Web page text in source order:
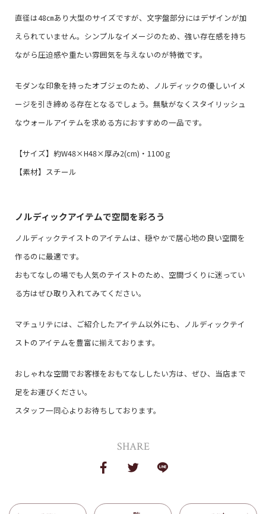
直径は48㎝あり大型のサイズですが、文字盤部分にはデザインが加
えられていません。シンプルなイメージのため、強い存在感を持ち
ながら圧迫感や重たい雰囲気を与えないのが特徴です。
モダンな印象を持ったオブジェのため、ノルディックの優しいイメ
ージを引き締める存在となるでしょう。無駄がなくスタイリッシュ
なウォールアイテムを求める方におすすめの一品です。
【サイズ】約W48×H48×厚み2(cm)・1100ｇ
【素材】スチール
ノルディックアイテムで空間を彩ろう
ノルディックテイストのアイテムは、穏やかで居心地の良い空間を
作るのに最適です。
おもてなしの場でも人気のテイストのため、空間づくりに迷ってい
る方はぜひ取り入れてみてください。
マチュリテには、ご紹介したアイテム以外にも、ノルディックテイ
ストのアイテムを豊富に揃えております。
おしゃれな空間でお客様をおもてなししたい方は、ぜひ、当店まで
足をお運びください。
スタッフ一同心よりお待ちしております。
SHARE